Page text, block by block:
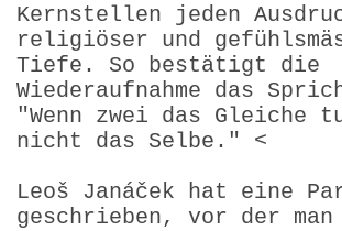
Kernstellen jeden
religiöser und
Tiefe. So bestätigt die
Wiederaufnahme das
"Wenn zwei das Gleiche
nicht das Selbe." <
Leoš Janáček hat eine
geschrieben, vor der